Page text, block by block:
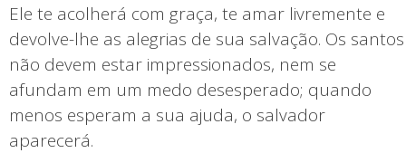
Ele te acolherá com graça, te amar livremente e
devolve-lhe as alegrias de sua salvação. Os santos
não devem estar impressionados, nem se
afundam em um medo desesperado; quando
menos esperam a sua ajuda, o salvador
aparecerá.